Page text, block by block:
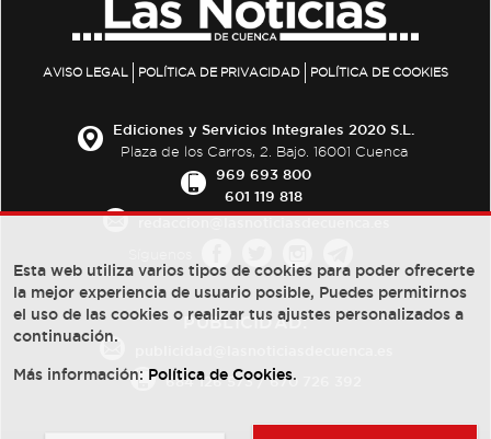
AVISO LEGAL POLÍTICA DE PRIVACIDAD POLÍTICA DE COOKIES
Ediciones y Servicios Integrales 2020 S.L.
Plaza de los Carros, 2. Bajo. 16001 Cuenca
969 693 800
601 119 818
PUBLICIDAD:
684 126 573/670 726 392
Esta web utiliza varios tipos de cookies para poder ofrecerte
la mejor experiencia de usuario posible, Puedes permitirnos
el uso de las cookies o realizar tus ajustes personalizados a
continuación.
Más información: Política de Cookies.